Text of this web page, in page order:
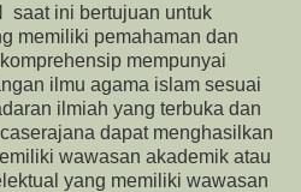
saat ini bertujuan untuk
memiliki pemahaman dan
mempunyai
ilmu agama islam sesuai
ilmiah yang terbuka dan
dapat menghasilkan
wawasan akademik atau
yang memiliki wawasan